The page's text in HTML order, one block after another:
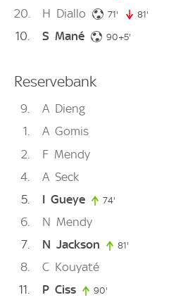
20 H Diallo 71' 71. minute
81'
10 S Mané 90+5'
Reservebank
9 A Dieng
1
A Gomis
2
F Mendy
4
A Seck
5
I Gueye 74'
6 N Mendy
7
N Jackson 81'
8 C Kouyaté
11
P Ciss 90'